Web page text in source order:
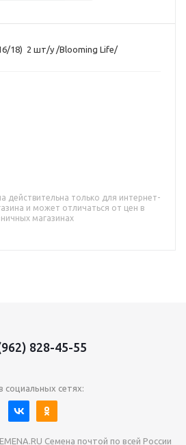
18) 2 шт/у /Blooming Life/
действительна только для интернет-
и может отличаться от цен в
магазинах
828-45-55
социальных сетях:
Семена почтой по всей России